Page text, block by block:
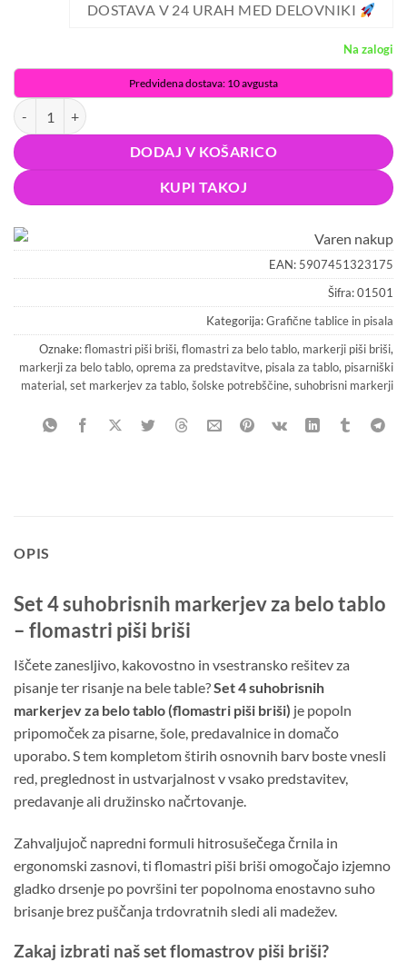
DOSTAVA V 24 URAH MED DELOVNIKI
Na zalogi
Predvidena dostava: 10 avgusta
Set 4 suhobrisnih markerjev za belo tablo - flomastri piši briši količina
DODAJ V KOŠARICO
KUPI TAKOJ
EAN: 5907451323175
Šifra:01501
Kategorija:Grafične tablice in pisala
Oznake:flomastri piši briši, flomastri za belo tablo, markerji piši briši,
markerji za belo tablo, oprema za predstavitve, pisala za tablo, pisarniški
material, set markerjev za tablo, šolske potrebščine, suhobrisni markerji
OPIS
Set 4 suhobrisnih markerjev za belo tablo
– flomastri piši briši
Iščete zanesljivo, kakovostno in vsestransko rešitev za
pisanje ter risanje na bele table?Set 4 suhobrisnih
markerjev za belo tablo (flomastri piši briši) je popoln
pripomoček za pisarne, šole, predavalnice in domačo
uporabo. S tem kompletom štirih osnovnih barv boste vnesli
red, preglednost in ustvarjalnost v vsako predstavitev,
predavanje ali družinsko načrtovanje.
Zahvaljujoč napredni formuli hitrosušečega črnila in
ergonomski zasnovi, ti flomastri piši briši omogočajo izjemno
gladko drsenje po površini ter popolnoma enostavno suho
brisanje brez puščanja trdovratnih sledi ali madežev.
Zakaj izbrati naš set flomastrov piši briši?